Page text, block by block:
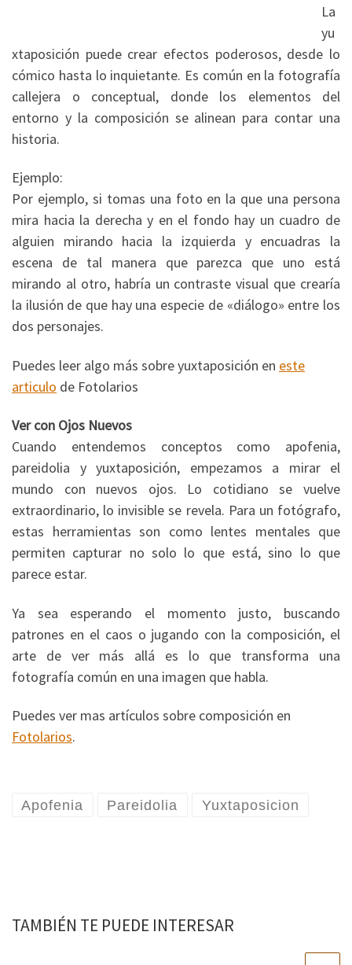
La
yu
xtaposición puede crear efectos poderosos, desde lo
cómico hasta lo inquietante. Es común en la fotografía
callejera o conceptual, donde los elementos del
entorno y la composición se alinean para contar una
historia.
Ejemplo:
Por ejemplo, si tomas una foto en la que una persona
mira hacia la derecha y en el fondo hay un cuadro de
alguien mirando hacia la izquierda y encuadras la
escena de tal manera que parezca que uno está
mirando al otro, habría un contraste visual que crearía
la ilusión de que hay una especie de «diálogo» entre los
dos personajes.
Puedes leer algo más sobre yuxtaposición en este
articulo de Fotolarios
Ver con Ojos Nuevos
Cuando entendemos conceptos como apofenia,
pareidolia y yuxtaposición, empezamos a mirar el
mundo con nuevos ojos. Lo cotidiano se vuelve
extraordinario, lo invisible se revela. Para un fotógrafo,
estas herramientas son como lentes mentales que
permiten capturar no solo lo que está, sino lo que
parece estar.
Ya sea esperando el momento justo, buscando
patrones en el caos o jugando con la composición, el
arte de ver más allá es lo que transforma una
fotografía común en una imagen que habla.
Puedes ver mas artículos sobre composición en
Fotolarios.
Apofenia Pareidolia Yuxtaposicion
TAMBIÉN TE PUEDE INTERESAR